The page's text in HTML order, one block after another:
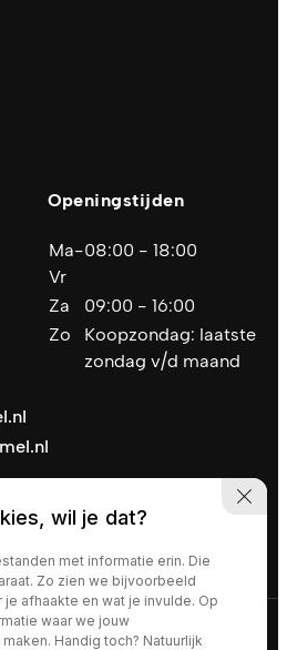
Openingstijden
Ma-
Vr
08:00 - 18:00
Za
09:00 - 16:00
Zo
Koopzondag: laatste
zondag v/d maand
Algemene voorwaarden
wil je dat?
met informatie erin. Die
Zo zien we bijvoorbeeld
je afhaakte en wat je invulde. Op
waar we jouw
Handig toch? Natuurlijk